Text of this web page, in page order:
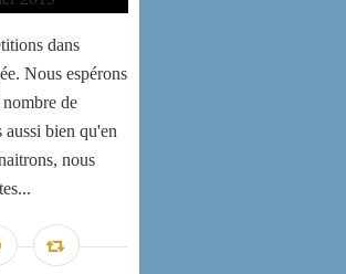
dans
Nous espérons
de
bien qu'en
nous